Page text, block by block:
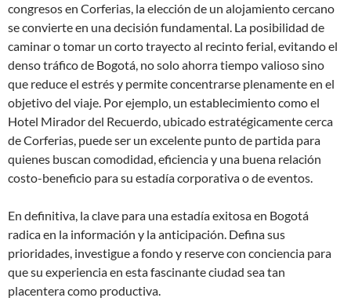
congresos en Corferias, la elección de un alojamiento cercano
se convierte en una decisión fundamental. La posibilidad de
caminar o tomar un corto trayecto al recinto ferial, evitando el
denso tráfico de Bogotá, no solo ahorra tiempo valioso sino
que reduce el estrés y permite concentrarse plenamente en el
objetivo del viaje. Por ejemplo, un establecimiento como el
Hotel Mirador del Recuerdo, ubicado estratégicamente cerca
de Corferias, puede ser un excelente punto de partida para
quienes buscan comodidad, eficiencia y una buena relación
costo-beneficio para su estadía corporativa o de eventos.
En definitiva, la clave para una estadía exitosa en Bogotá
radica en la información y la anticipación. Defina sus
prioridades, investigue a fondo y reserve con conciencia para
que su experiencia en esta fascinante ciudad sea tan
placentera como productiva.